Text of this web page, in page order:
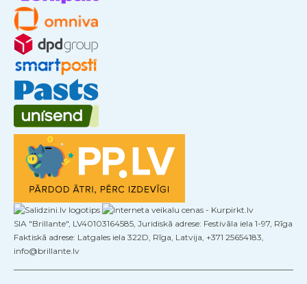
SIA "Brillante", LV40103164585, Juridiskā adrese: Festivāla iela 1-97, Rīga
Faktiskā adrese: Latgales iela 322D, Rīga, Latvija, +371 25654183,
info@brillante.lv